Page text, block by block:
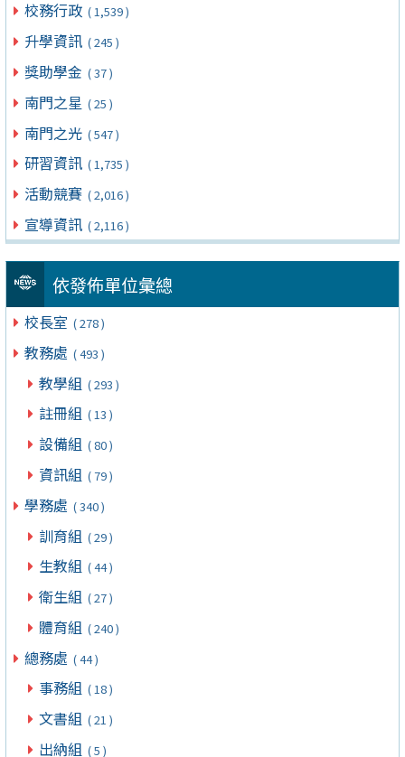
校務行政 ( 1,539 )
升學資訊 ( 245 )
獎助學金 ( 37 )
南門之星 ( 25 )
南門之光 ( 547 )
研習資訊 ( 1,735 )
活動競賽 ( 2,016 )
宣導資訊 ( 2,116 )
依發佈單位彙總
校長室 ( 278 )
教務處 ( 493 )
教學組 ( 293 )
註冊組 ( 13 )
設備組 ( 80 )
資訊組 ( 79 )
學務處 ( 340 )
訓育組 ( 29 )
生教組 ( 44 )
衛生組 ( 27 )
體育組 ( 240 )
總務處 ( 44 )
事務組 ( 18 )
文書組 ( 21 )
出納組 ( 5 )